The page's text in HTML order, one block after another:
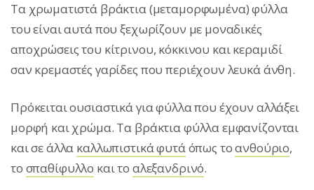
Τα χρωματιστά βράκτια (μεταμορφωμένα) φύλλα
του είναι αυτά που ξεχωρίζουν με μοναδικές
αποχρώσεις του κίτρινου, κόκκινου και κεραμιδί
σαν κρεμαστές γαρίδες που περιέχουν λευκά άνθη.
Πρόκειται ουσιαστικά για φύλλα που έχουν αλλάξει
μορφή και χρώμα. Τα βράκτια φύλλα εμφανίζονται
και σε άλλα καλλωπιστικά φυτάόπως τοανθούριο,
το σπαθίφυλλο και το αλεξανδρινό.